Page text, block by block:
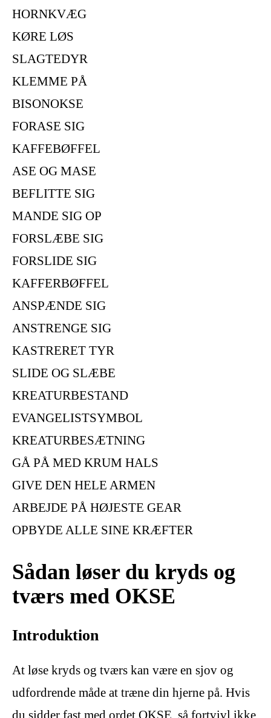
HORNKVÆG
KØRE LØS
SLAGTEDYR
KLEMME PÅ
BISONOKSE
FORASE SIG
KAFFEBØFFEL
ASE OG MASE
BEFLITTE SIG
MANDE SIG OP
FORSLÆBE SIG
FORSLIDE SIG
KAFFERBØFFEL
ANSPÆNDE SIG
ANSTRENGE SIG
KASTRERET TYR
SLIDE OG SLÆBE
KREATURBESTAND
EVANGELISTSYMBOL
KREATURBESÆTNING
GÅ PÅ MED KRUM HALS
GIVE DEN HELE ARMEN
ARBEJDE PÅ HØJESTE GEAR
OPBYDE ALLE SINE KRÆFTER
Sådan løser du kryds og
tværs med OKSE
Introduktion
At løse kryds og tværs kan være en sjov og
udfordrende måde at træne din hjerne på. Hvis
du sidder fast med ordet OKSE, så fortvivl ikke